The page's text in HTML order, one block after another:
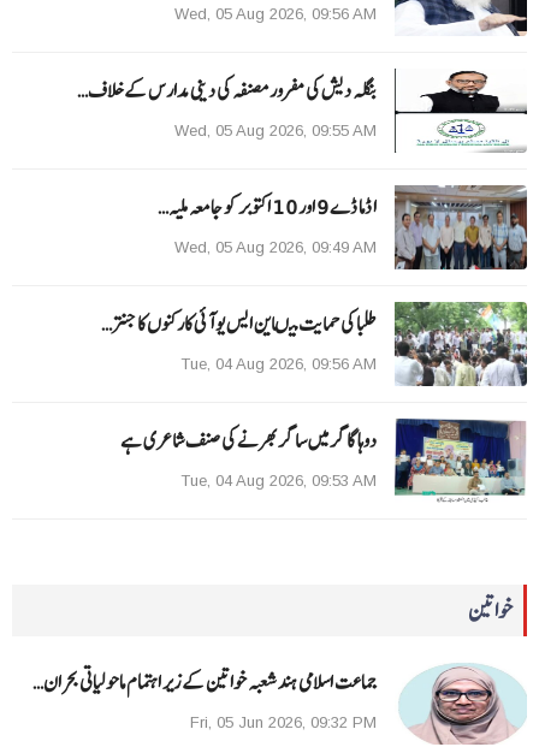
Wed, 05 Aug 2026, 09:56 AM
بنگلہ دیش کی مفرور مصنفہ کی دینی مدارس کے خلاف…
Wed, 05 Aug 2026, 09:55 AM
ا ڈما ڈے 9 اور 10 اکتوبر کو جامعہ ملیہ…
Wed, 05 Aug 2026, 09:49 AM
طلبا کی حمایت میںاین ایس یو آئی کارکنوں کا جنتر…
Tue, 04 Aug 2026, 09:56 AM
دوہا گاگر میں ساگر بھرنے کی صنف شاعری ہے
Tue, 04 Aug 2026, 09:53 AM
خواتین
جماعت اسلامی ہند شعبہ خواتین کے زیر اہتمام ماحولیاتی بحران…
Fri, 05 Jun 2026, 09:32 PM